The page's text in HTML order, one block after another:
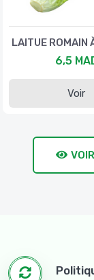
LAITUE ROMAIN
6,5
Voir